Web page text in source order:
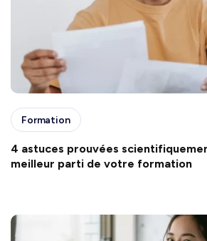
Formation
4 astuces prouvées
meilleur parti de votre formation